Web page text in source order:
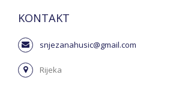
KONTAKT
snjezanahusic@gmail.com
Rijeka